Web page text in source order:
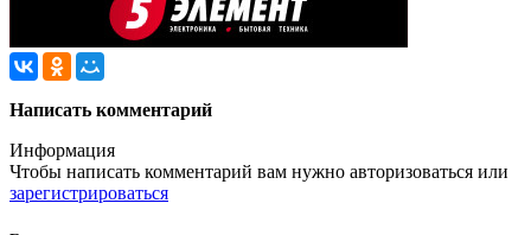
Написать комментарий
Информация
Чтобы написать комментарий вам нужно авторизоваться или
зарегистрироваться